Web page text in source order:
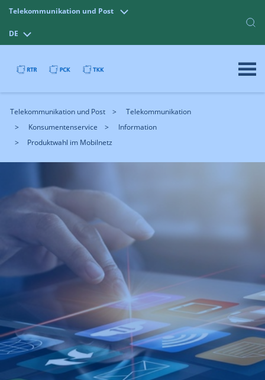
Telekommunikation und Post
DE
Telekommunikation und Post
Telekommunikation
Konsumentenservice
Information
Produktwahl im Mobilnetz